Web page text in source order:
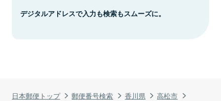
日本郵便トップ 郵便番号検索 香川県
高松市
デジタルアドレスで入力も検索もスムーズに。